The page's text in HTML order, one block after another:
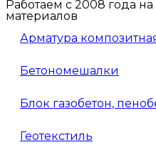
Работаем с 2008 года
материалов
Арматура
Бетономешалки
Блок газобетон,
Геотекстиль